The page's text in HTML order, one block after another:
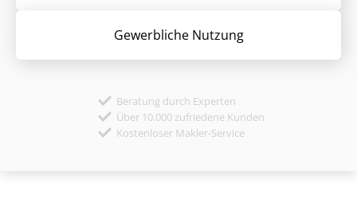
Gewerbliche Nutzung
Beratung durch Experten
Über 10.000 zufriedene Kunden
Kostenloser Makler-Service